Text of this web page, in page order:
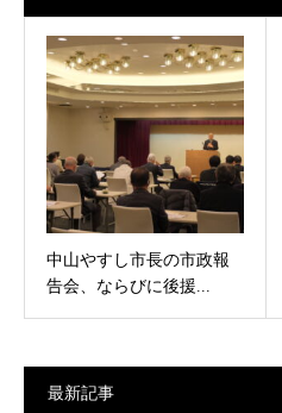
中山やすし市長の市政報
告会、ならびに後援...
最新記事